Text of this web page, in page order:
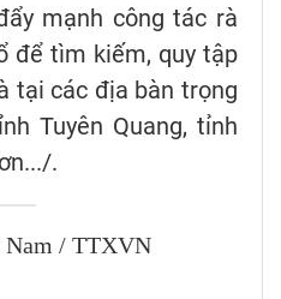
mạnh công tác rà
để tìm kiếm, quy tập
tại các địa bàn trọng
Tuyên Quang, tỉnh
.
Nam / TTXVN